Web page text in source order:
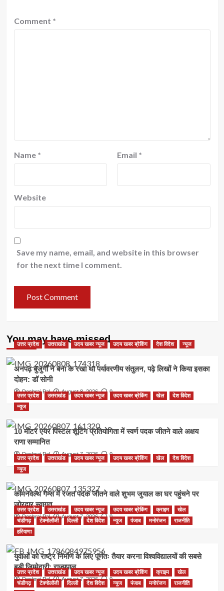
Comment *
Name * Email *
Website
Save my name, email, and website in this browser
for the next time I comment.
You may have missed
उत्तर प्रदेश उत्तराखंड उदय खबर न्यूज उदय खबर ब्रेकिंग देश विदेश न्यूज
अनपढ़ बुजुर्गों ने बना के रखा था पर्यावरणीय संतुलन, पढ़े लिखों ने किया इसका
दोहन: डॉ सोनी
Deshraj Pal August 8, 2026 0
उत्तर प्रदेश उत्तराखंड उदय खबर न्यूज उदय खबर ब्रेकिंग खेल
देश विदेश
न्यूज
10 मीटर एयर पिस्टल शूटिंग प्रतियोगिता में स्वर्ण पदक जीतने वाले अक्षय
राणा सम्मानित
Deshraj Pal August 7, 2026 0
उत्तर प्रदेश उत्तराखंड उदय खबर न्यूज उदय खबर ब्रेकिंग खेल
देश विदेश
न्यूज
कॉमनवेल्थ गेम्स में रजत पदक जीतने वाले शुभम जुयाल का घर पहुंचने पर
जोरदार स्वागत
Deshraj Pal August 7, 2026 0
उत्तर प्रदेश उत्तराखंड उदय खबर न्यूज उदय खबर ब्रेकिंग क्राइम
खेल
चंडीगढ़
टेक्नोलॉजी दिल्ली देश विदेश न्यूज पंजाब मनोरंजन
राजनीति
हरियाणा
युवाओं को राष्ट्र निर्माण के लिए पूर्णतः तैयार करना विश्वविद्यालयों की सबसे
बड़ी जिम्मेदारी: राज्यपाल
Deshraj Pal August 7, 2026 0
उत्तर प्रदेश उत्तराखंड उदय खबर न्यूज उदय खबर ब्रेकिंग क्राइम
खेल
चंडीगढ़
टेक्नोलॉजी दिल्ली देश विदेश न्यूज पंजाब मनोरंजन
राजनीति